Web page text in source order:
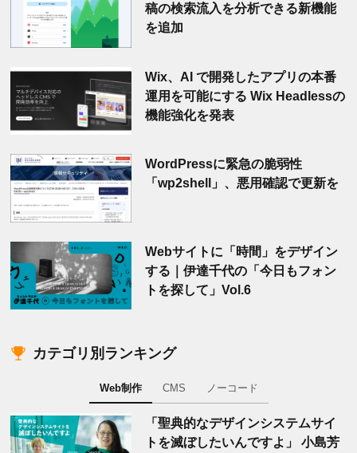
稿の検索流入を分析できる新機能
を追加
Wix、AI で開発したアプリの本番
運用を可能にする Wix Headlessの
機能強化を発表
WordPressに緊急の脆弱性
「wp2shell」、悪用確認で更新を
Webサイトに「時間」をデザイン
する｜伊達千代の「今日もフォン
トを探して」Vol.6
カテゴリ別ランキング
Web制作 CMS ノーコード
「聖典的なデザインシステムサイ
トを滅ぼしたいんですよ」 小島芳